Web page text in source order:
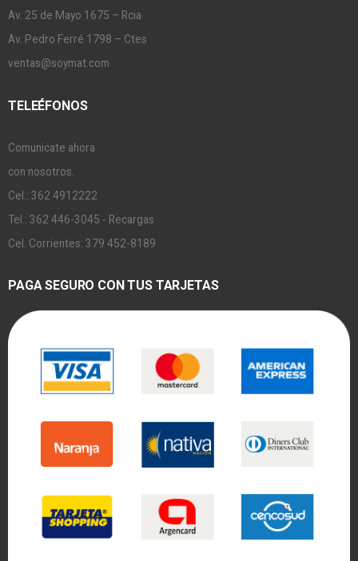
Av. 25 de Mayo 1675 – Rcia
Av. Pedro Ferré 1798 – Ctes
ventas@soymat.com
TELEÉFONOS
Comunicate ahora
con nosotros.
Cel.: 362 4912222
Tel.: 362 446-3045 - Recargas
Cel. Corrientes: 379 452-8189
PAGA SEGURO CON TUS TARJETAS